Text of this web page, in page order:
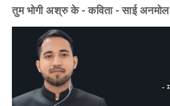
तुम भोगी अश्रु के - कविता - साई अनमोल